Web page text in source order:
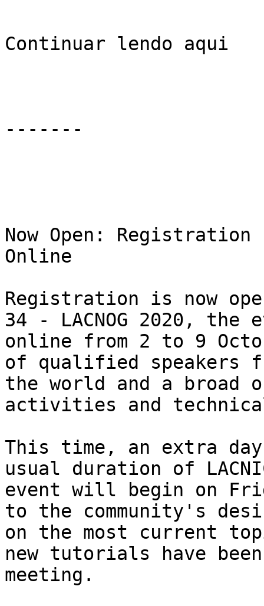
Continuar lendo aqui
-------
Now Open: Registration
Online
Registration is now
34 - LACNOG 2020,
online from 2 to 9
of qualified speakers
the world and a
activities and
This time, an extra
usual duration of
event will begin on
to the community's
on the most current
new tutorials have
meeting.